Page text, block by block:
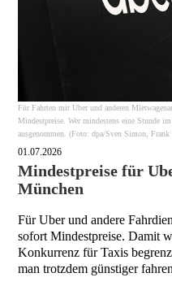
Für Fahrten mit Uber und anderen
Mindestpreise. Wer mindestens eine Stunde
ausgenommen. (Foto: dpa/Sven Simon, Frank
01.07.2026
Mindestpreise für
München
Für Uber und andere
sofort Mindestpreise. Damit
Konkurrenz für Taxis
man trotzdem günstiger